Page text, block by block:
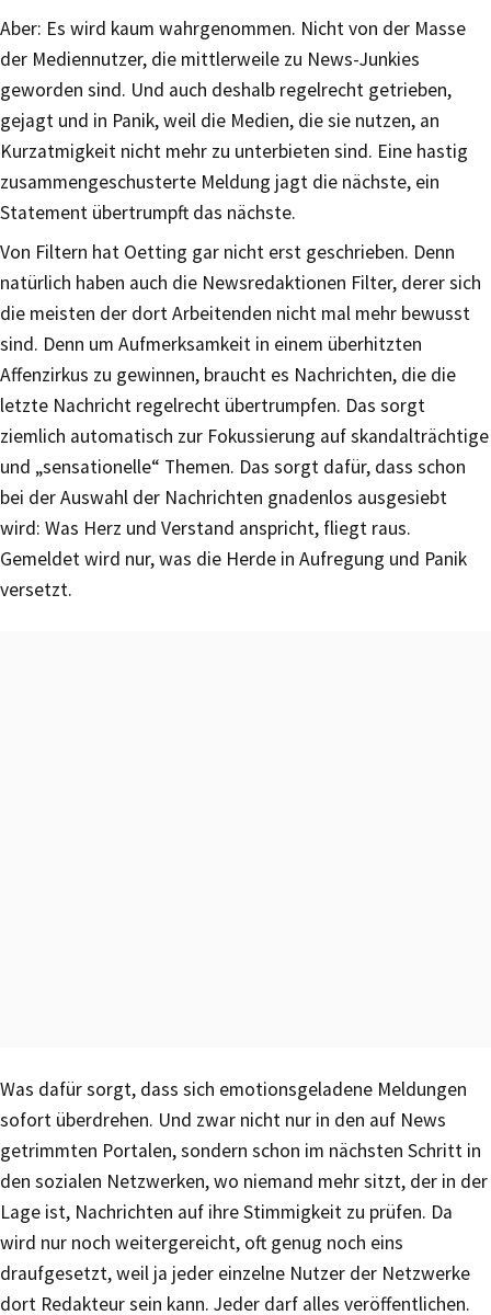
Aber: Es wird kaum wahrgenommen. Nicht von der Masse
der Mediennutzer, die mittlerweile zu News-Junkies
geworden sind. Und auch deshalb regelrecht getrieben,
gejagt und in Panik, weil die Medien, die sie nutzen, an
Kurzatmigkeit nicht mehr zu unterbieten sind. Eine hastig
zusammengeschusterte Meldung jagt die nächste, ein
Statement übertrumpft das nächste.
Von Filtern hat Oetting gar nicht erst geschrieben. Denn
natürlich haben auch die Newsredaktionen Filter, derer sich
die meisten der dort Arbeitenden nicht mal mehr bewusst
sind. Denn um Aufmerksamkeit in einem überhitzten
Affenzirkus zu gewinnen, braucht es Nachrichten, die die
letzte Nachricht regelrecht übertrumpfen. Das sorgt
ziemlich automatisch zur Fokussierung auf skandalträchtige
und „sensationelle“ Themen. Das sorgt dafür, dass schon
bei der Auswahl der Nachrichten gnadenlos ausgesiebt
wird: Was Herz und Verstand anspricht, fliegt raus.
Gemeldet wird nur, was die Herde in Aufregung und Panik
versetzt.
Was dafür sorgt, dass sich emotionsgeladene Meldungen
sofort überdrehen. Und zwar nicht nur in den auf News
getrimmten Portalen, sondern schon im nächsten Schritt in
den sozialen Netzwerken, wo niemand mehr sitzt, der in der
Lage ist, Nachrichten auf ihre Stimmigkeit zu prüfen. Da
wird nur noch weitergereicht, oft genug noch eins
draufgesetzt, weil ja jeder einzelne Nutzer der Netzwerke
dort Redakteur sein kann. Jeder darf alles veröffentlichen.